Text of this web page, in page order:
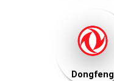
Dongfeng